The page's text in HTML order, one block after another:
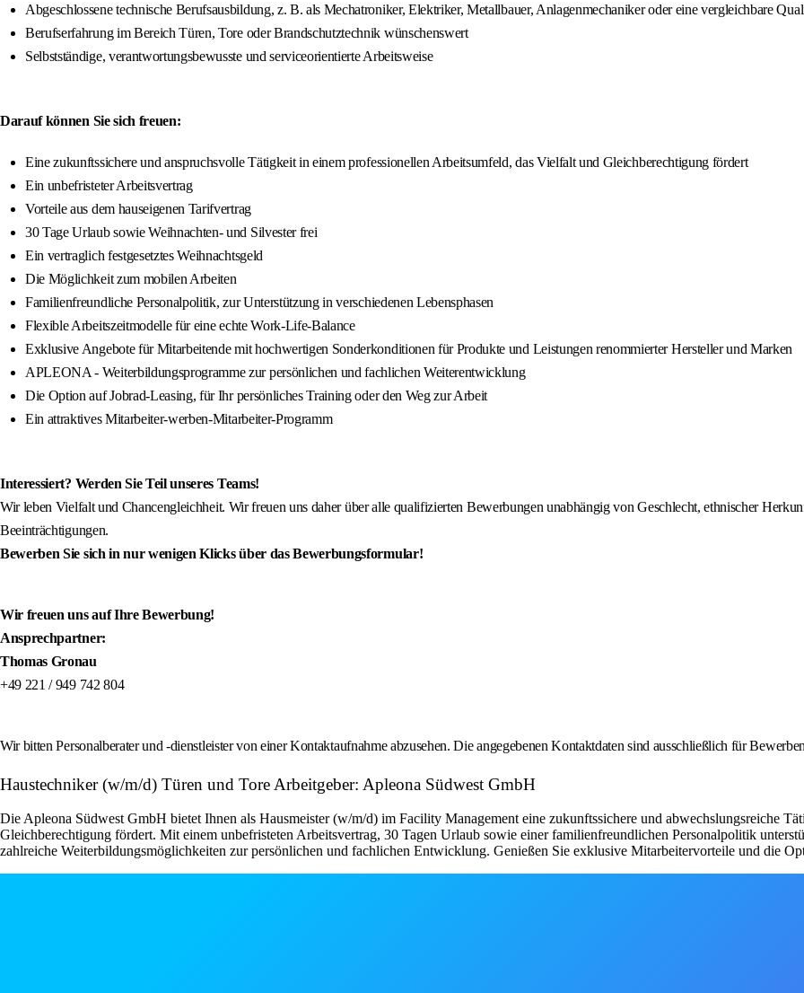
Abgeschlossene technische Berufsausbildung, z. B. als Mechatroniker, Elektriker, Metallbauer, Anlagenmechaniker oder eine vergleichbare
Berufserfahrung im Bereich Türen, Tore oder Brandschutztechnik wünschenswert
Selbstständige, verantwortungsbewusste und serviceorientierte Arbeitsweise
Darauf können Sie sich freuen:
Eine zukunftssichere und anspruchsvolle Tätigkeit in einem professionellen Arbeitsumfeld, das Vielfalt und Gleichberechtigung fördert
Ein unbefristeter Arbeitsvertrag
Vorteile aus dem hauseigenen Tarifvertrag
30 Tage Urlaub sowie Weihnachten- und Silvester frei
Ein vertraglich festgesetztes Weihnachtsgeld
Die Möglichkeit zum mobilen Arbeiten
Familienfreundliche Personalpolitik, zur Unterstützung in verschiedenen Lebensphasen
Flexible Arbeitszeitmodelle für eine echte Work-Life-Balance
Exklusive Angebote für Mitarbeitende mit hochwertigen Sonderkonditionen für Produkte und Leistungen renommierter Hersteller und Marken
APLEONA - Weiterbildungsprogramme zur persönlichen und fachlichen Weiterentwicklung
Die Option auf Jobrad-Leasing, für Ihr persönliches Training oder den Weg zur Arbeit
Ein attraktives Mitarbeiter-werben-Mitarbeiter-Programm
Interessiert? Werden Sie Teil unseres Teams!
Wir leben Vielfalt und Chancengleichheit. Wir freuen uns daher über alle qualifizierten Bewerbungen unabhängig von Geschlecht, ethnischer
Beeinträchtigungen.
Bewerben Sie sich in nur wenigen Klicks über das Bewerbungsformular!
Wir freuen uns auf Ihre Bewerbung!
Ansprechpartner:
Thomas Gronau
+49 221 / 949 742 804
Wir bitten Personalberater und -dienstleister von einer Kontaktaufnahme abzusehen. Die angegebenen Kontaktdaten sind ausschließlich für
Haustechniker (w/m/d) Türen und Tore Arbeitgeber: Apleona Südwest GmbH
Die Apleona Südwest GmbH bietet Ihnen als Hausmeister (w/m/d) im Facility Management eine zukunftssichere und abwechslungsreiche
Gleichberechtigung fördert. Mit einem unbefristeten Arbeitsvertrag, 30 Tagen Urlaub sowie einer familienfreundlichen Personalpolitik
zahlreiche Weiterbildungsmöglichkeiten zur persönlichen und fachlichen Entwicklung. Genießen Sie exklusive Mitarbeitervorteile und die